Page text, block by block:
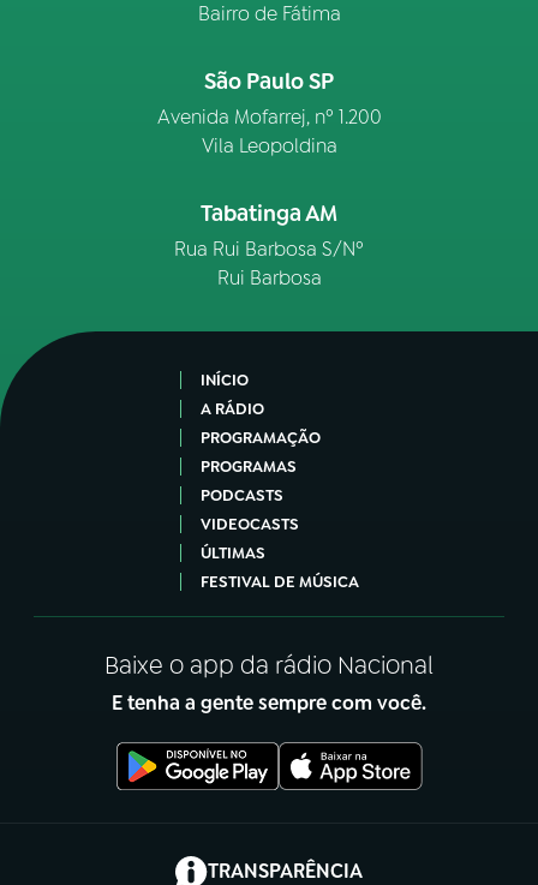
Bairro de Fátima
São Paulo SP
Avenida Mofarrej, nº 1.200
Vila Leopoldina
Tabatinga AM
Rua Rui Barbosa S/Nº
Rui Barbosa
INÍCIO
A RÁDIO
PROGRAMAÇÃO
PROGRAMAS
PODCASTS
VIDEOCASTS
ÚLTIMAS
FESTIVAL DE MÚSICA
Baixe o app da rádio Nacional
E tenha a gente sempre com você.
TRANSPARÊNCIA
(abre em nova aba)